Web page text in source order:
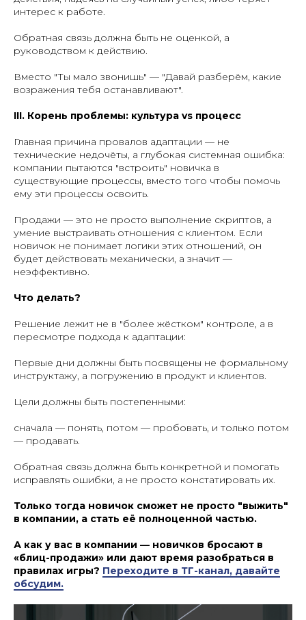
интерес к работе.
Обратная связь должна быть не оценкой, а
руководством к действию.
Вместо "Ты мало звонишь" — "Давай разберём, какие
возражения тебя останавливают".
III. Корень проблемы: культура vs процесс
Главная причина провалов адаптации — не
технические недочёты, а глубокая системная ошибка:
компании пытаются "встроить" новичка в
существующие процессы, вместо того чтобы помочь
ему эти процессы освоить.
Продажи — это не просто выполнение скриптов, а
умение выстраивать отношения с клиентом. Если
новичок не понимает логики этих отношений, он
будет действовать механически, а значит —
неэффективно.
Что делать?
Решение лежит не в "более жёстком" контроле, а в
пересмотре подхода к адаптации:
Первые дни должны быть посвящены не формальному
инструктажу, а погружению в продукт и клиентов.
Цели должны быть постепенными:
сначала — понять, потом — пробовать, и только потом
— продавать.
Обратная связь должна быть конкретной и помогать
исправлять ошибки, а не просто констатировать их.
Только тогда новичок сможет не просто "выжить"
в компании, а стать её полноценной частью.
А как у вас в компании — новичков бросают в
«блиц-продажи» или дают время разобраться в
правилах игры? Переходите в ТГ-канал, давайте
обсудим.